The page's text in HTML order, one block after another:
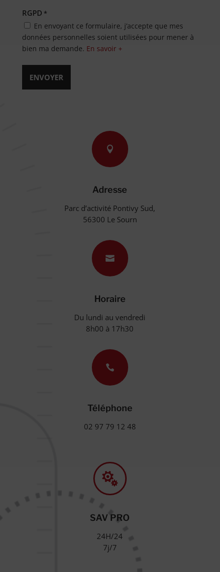
RGPD *
En envoyant ce formulaire, j’accepte que mes
données personnelles soient utilisées pour mener à
bien ma demande. En savoir +

Adresse
Parc d’activité Pontivy Sud,
56300 Le Sourn

Horaire
Du lundi au vendredi
8h00 à 17h30

Téléphone
02 97 79 12 48

SAV PRO
24H/24
7j/7